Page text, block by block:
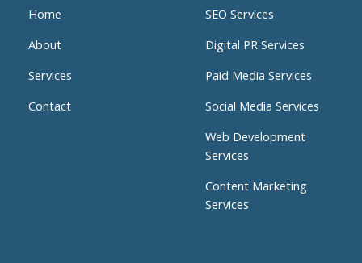
Home
About
Services
Contact
SEO Services
Digital PR Services
Paid Media Services
Social Media Services
Web Development
Services
Content Marketing
Services